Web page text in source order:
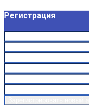
Регистрация